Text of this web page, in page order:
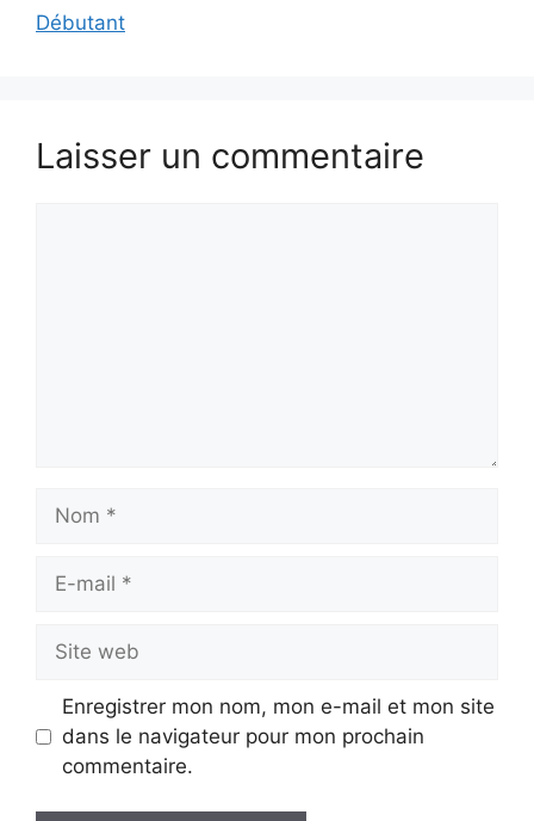
Débutant
Laisser un commentaire
mail
web
Enregistrer mon nom, mon e-mail et mon site
dans le navigateur pour mon prochain
commentaire.